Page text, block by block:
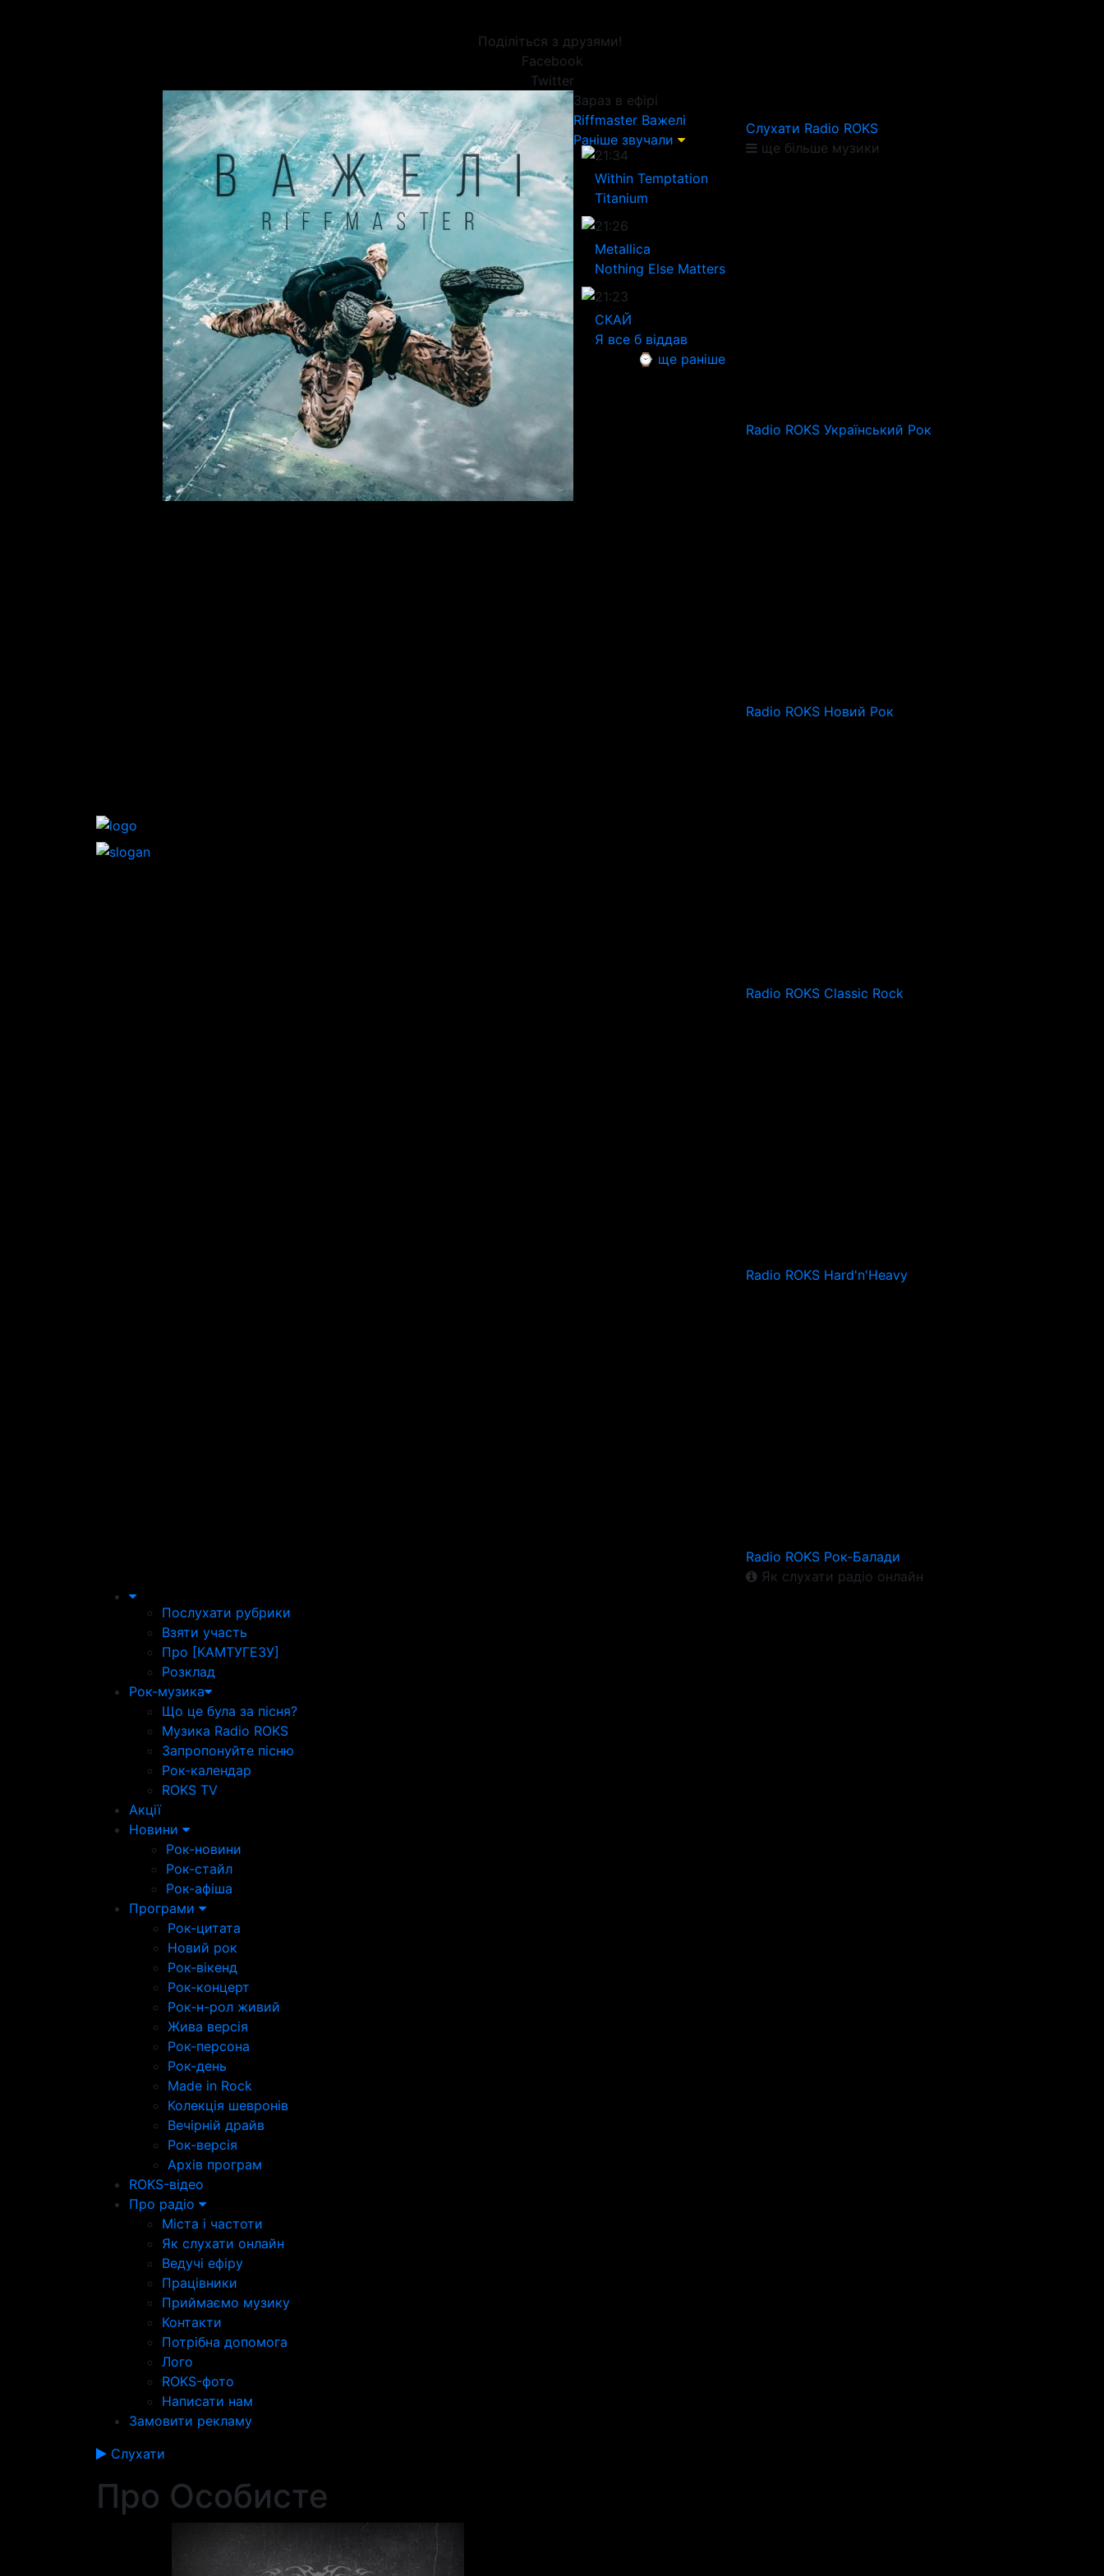
Поділіться з друзями!
Facebook
Twitter
Зараз в ефірі
Riffmaster Важелі
Раніше звучали
21:34
Within Temptation
Titanium
21:26
Metallica
Nothing Else Matters
21:23
СКАЙ
Я все б віддав
⌚ ще раніше
Слухати Radio ROKS
ще більше музики
Radio ROKS Український Рок
Radio ROKS Новий Рок
Radio ROKS Classic Rock
Radio ROKS Hard'n'Heavy
Radio ROKS Рок-Балади
Як слухати радіо онлайн
Послухати рубрики
Взяти участь
Про [КАМТУГЕЗУ]
Розклад
Рок-музика
Що це була за пісня?
Музика Radio ROKS
Запропонуйте пісню
Рок-календар
ROKS TV
Акції
Новини
Рок-новини
Рок-стайл
Рок-афіша
Програми
Рок-цитата
Новий рок
Рок-вікенд
Рок-концерт
Рок-н-рол живий
Жива версія
Рок-персона
Рок-день
Made in Rock
Колекція шевронів
Вечірній драйв
Рок-версія
Архів програм
ROKS-відео
Про радіо
Міста і частоти
Як слухати онлайн
Ведучі ефіру
Працівники
Приймаємо музику
Контакти
Потрібна допомога
Лого
ROKS-фото
Написати нам
Замовити рекламу
Слухати
Про Особисте